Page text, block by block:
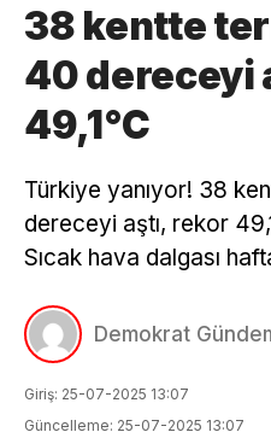
38 kentte
40 dereceyi
49,1°C
Türkiye yanıyor! 38
dereceyi aştı, rekor
Sıcak hava dalgası
Demokrat
Giriş: 25-07-2025 13:07
Güncelleme: 25-07-2025 13:07